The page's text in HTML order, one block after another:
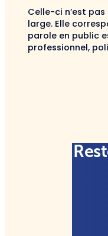
Celle-ci n’est
large. Elle
parole en public
professionnel,